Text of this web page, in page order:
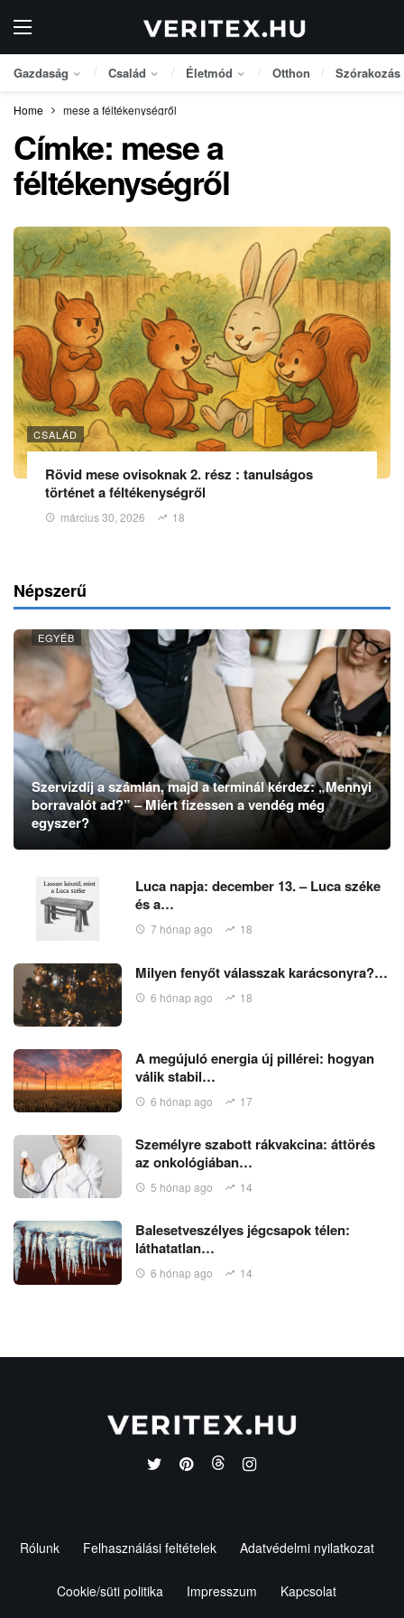
Gazdaság Család Életmód Otthon Szórakozás
Home mese a féltékenységről
Címke: mese a
féltékenységről
CSALÁD
Rövid mese ovisoknak 2. rész : tanulságos
történet a féltékenységről
március 30, 2026 18
Népszerű
EGYÉB
Szervízdíj a számlán, majd a terminál kérdez: „Mennyi
borravalót ad?” – Miért fizessen a vendég még
egyszer?
Luca napja: december 13. – Luca széke
és a…
7 hónap ago 18
Milyen fenyőt válasszak karácsonyra?…
6 hónap ago 18
A megújuló energia új pillérei: hogyan
válik stabil…
6 hónap ago 17
Személyre szabott rákvakcina: áttörés
az onkológiában…
5 hónap ago 14
Balesetveszélyes jégcsapok télen:
láthatatlan…
6 hónap ago 14
Rólunk Felhasználási feltételek Adatvédelmi nyilatkozat
Cookie/süti politika Impresszum Kapcsolat